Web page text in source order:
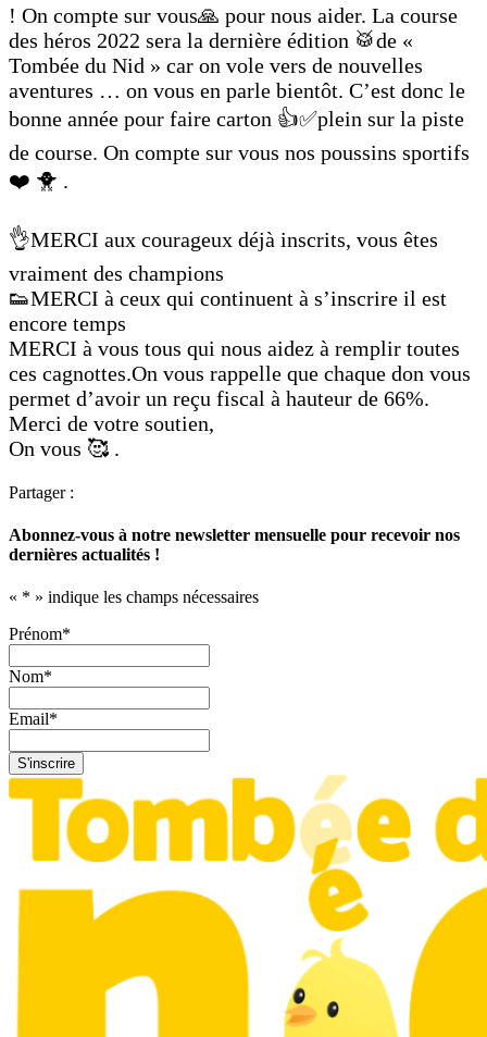
! On compte sur vous🙏 pour nous aider. La course
des héros 2022 sera la dernière édition 🥁de «
Tombée du Nid » car on vole vers de nouvelles
aventures … on vous en parle bientôt. C’est donc le
bonne année pour faire carton 👍✅plein sur la piste
de course. On compte sur vous nos poussins sportifs
❤️ 🐥 .
👌MERCI aux courageux déjà inscrits, vous êtes
vraiment des champions
👟MERCI à ceux qui continuent à s’inscrire il est
encore temps
MERCI à vous tous qui nous aidez à remplir toutes
ces cagnottes.On vous rappelle que chaque don vous
permet d’avoir un reçu fiscal à hauteur de 66%.
Merci de votre soutien,
On vous 🥰 .
Partager :
Abonnez-vous à notre newsletter mensuelle pour recevoir nos
dernières actualités !
« * » indique les champs nécessaires
Prénom*
Nom*
Email*
S'inscrire